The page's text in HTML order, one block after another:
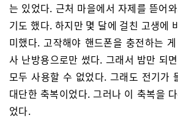
는 있었다. 근처 마을에서 자제를 뜯어
기도 했다. 하지만 몇 달에 걸친 고생에
미했다. 고작해야 핸드폰을 충전하는
사 난방용으로만 썼다. 그래서 밤만 되
모두 사용할 수 없었다. 그래도 전기가
대단한 축복이었다. 그러나 이 축복을
었다.